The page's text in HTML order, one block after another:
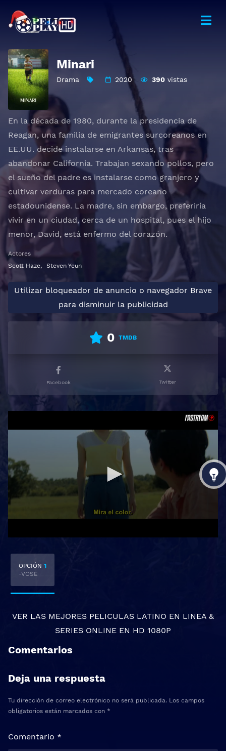
Minari
Drama 2020 390vistas
En la década de 1980, durante la presidencia de
Reagan, una familia de emigrantes surcoreanos en
EE.UU. decide instalarse en Arkansas, tras
abandonar California. Trabajan sexando pollos, pero
el sueño del padre es instalarse como granjero y
cultivar verduras para mercado coreano
estadounidense. La madre, sin embargo, preferiría
vivir en un ciudad, cerca de un hospital, pues el hijo
menor, David, está enfermo del corazón.
Actores
Scott Haze, Steven Yeun
Utilizar bloqueador de anuncio o navegador Brave
para disminuir la publicidad
0 TMDB
Facebook Twitter
OPCIÓN 1
-VOSE
VER LAS MEJORES PELICULAS LATINO EN LINEA &
SERIES ONLINE EN HD 1080P
Comentarios
Deja una respuesta
Tu dirección de correo electrónico no será publicada. Los campos
obligatorios están marcados con *
Comentario *